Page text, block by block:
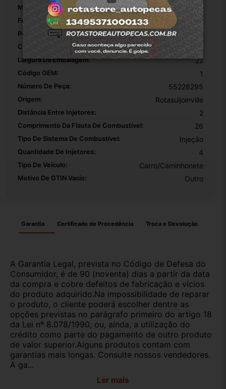
Modelo: Uno
Fonte Do Produto: Brasil
Peso Da Embalagem: 0.550
Comprimento Da Embalagem: 28
Largura Da Embalagem: 22
Código OEM: 1
Número De Peça: 55228295
Origem: Rotasuljoinville
Distância Entre Injetores: 2
Comprimento Da Flauta De Combustível: 26
Tipo De Sistema De Combustível: Injeção
Quantidade De Injetores: 4
Tipo De Veículo: Carro/Caminhonete
Motivo De GTIN Vacío: Outro
Garantia Certificado de Procedência Troca e Devolução
A Garantia Legal, prevista no Código de Defesa do
Consumidor, é de 90 (noventa) dias a partir da data
da compra e cobre defeitos de fabricação e vícios
do produto adquirido.Na impossibilidade de reparar
o produto, o cliente poderá escolher dentre as
opções previstas no parágrafo primeiro do artigo 18
da Lei nº 8.078/1990, ou, ainda, a utilização do
crédito como parte do pagamento de outro produto
de valor superior.Alguns produtos contam com
garantias mais longas. Consulte nossos vendedores.
A ga...
Ler mais